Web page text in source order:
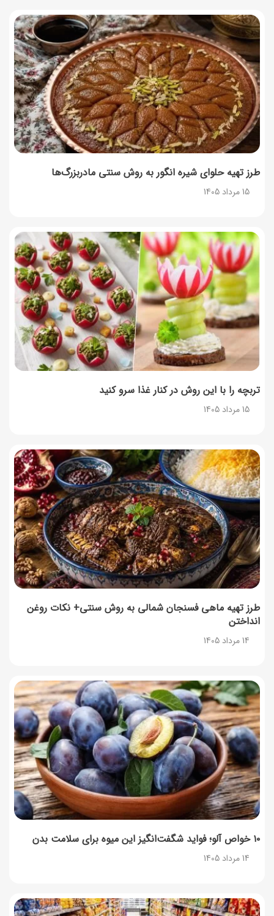
طرز تهیه حلوای شیره انگور به روش سنتی مادربزرگ‌ها
15 مرداد 1405
تربچه را با این روش در کنار غذا سرو کنید
15 مرداد 1405
طرز تهیه ماهی فسنجان شمالی به روش سنتی+ نکات روغن
انداختن
14 مرداد 1405
۱۰ خواص آلو؛ فواید شگفت‌انگیز این میوه برای سلامت بدن
14 مرداد 1405
توصیه‌های مهم برای دفع انواع حشرات در خانه
14 مرداد 1405
طرز تهیه آلبالو شور خانگی؛ خوش‌رنگ و بدون کپک
14 مرداد 1405
طرز تهیه پنکیک با شیره انگور؛ صبحانه‌ای سالم و انرژی‌بخش
14 مرداد 1405
طرز تهیه پش ملبا (پیچ ملبا)؛ دسر کلاسیک هلو و بستنی
13 مرداد 1405
طرز تهیه حلوای بحرینی؛ دسر سنتی خاورمیانه‌ای
13 مرداد 1405